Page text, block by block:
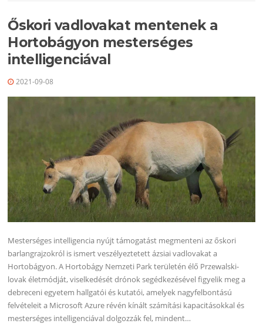
Őskori vadlovakat mentenek a
Hortobágyon mesterséges
intelligenciával
2021-09-08
Mesterséges intelligencia nyújt támogatást megmenteni az őskori
barlangrajzokról is ismert veszélyeztetett ázsiai vadlovakat a
Hortobágyon. A Hortobágy Nemzeti Park területén élő Przewalski-
lovak életmódját, viselkedését drónok segédkezésével figyelik meg a
debreceni egyetem hallgatói és kutatói, amelyek nagyfelbontású
felvételeit a Microsoft Azure révén kínált számítási kapacitásokkal és
mesterséges intelligenciával dolgozzák fel, mindent…